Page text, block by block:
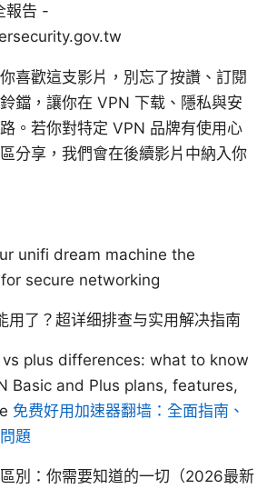
報告 -
喜歡這支影片，別忘了按讚、訂閱
鐺，讓你在 VPN 下载、隱私與安
。若你對特定 VPN 品牌有使用心
分享，我們會在後續影片中納入你
unifi dream machine the
secure networking
用了？超详细排查与实用解决指南
plus differences: what to know
Basic and Plus plans, features,
免费好用加速器翻墙：全面指南、
題
別：你需要知道的一切（2026最新